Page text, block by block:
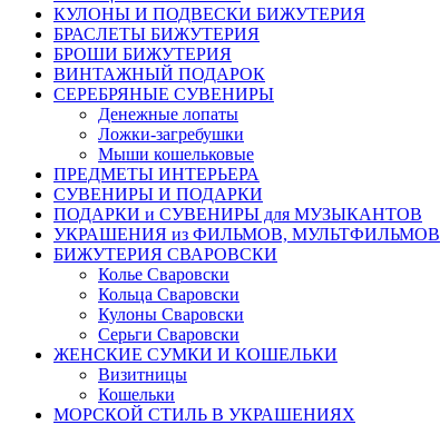
КУЛОНЫ И ПОДВЕСКИ БИЖУТЕРИЯ
БРАСЛЕТЫ БИЖУТЕРИЯ
БРОШИ БИЖУТЕРИЯ
ВИНТАЖНЫЙ ПОДАРОК
СЕРЕБРЯНЫЕ СУВЕНИРЫ
Денежные лопаты
Ложки-загребушки
Мыши кошельковые
ПРЕДМЕТЫ ИНТЕРЬЕРА
СУВЕНИРЫ И ПОДАРКИ
ПОДАРКИ и СУВЕНИРЫ для МУЗЫКАНТОВ
УКРАШЕНИЯ из ФИЛЬМОВ, МУЛЬТФИЛЬМОВ
БИЖУТЕРИЯ СВАРОВСКИ
Колье Сваровски
Кольца Сваровски
Кулоны Сваровски
Серьги Сваровски
ЖЕНСКИЕ СУМКИ И КОШЕЛЬКИ
Визитницы
Кошельки
МОРСКОЙ СТИЛЬ В УКРАШЕНИЯХ